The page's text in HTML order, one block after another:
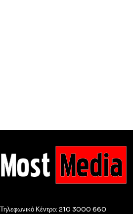
Τηλεφωνικό Κέντρο: 210 3000 660